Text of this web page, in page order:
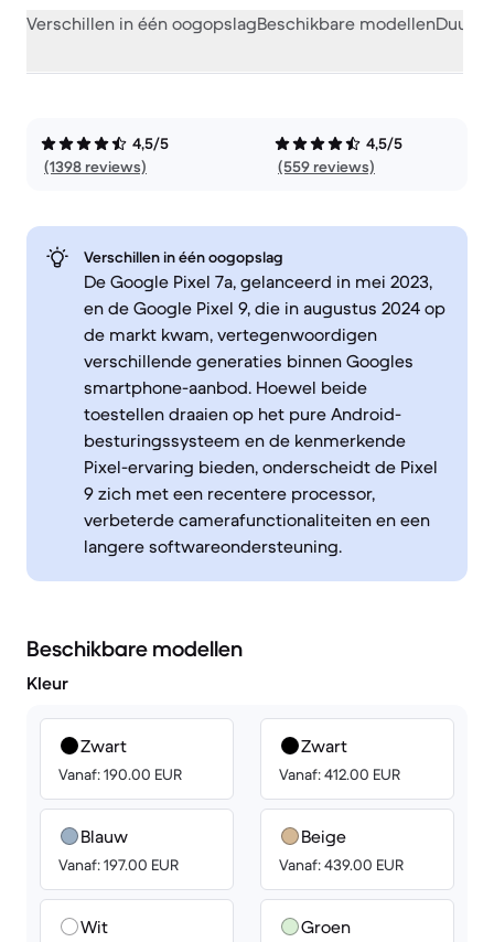
Verschillen in één oogopslagBeschikbare modellen
4,5/5
(1398 reviews)
4,5/5
(559 reviews)
Verschillen in één oogopslag
De Google Pixel 7a, gelanceerd in mei 2023,
en de Google Pixel 9, die in augustus 2024 op
de markt kwam, vertegenwoordigen
verschillende generaties binnen Googles
smartphone-aanbod. Hoewel beide
toestellen draaien op het pure Android-
besturingssysteem en de kenmerkende
Pixel-ervaring bieden, onderscheidt de Pixel
9 zich met een recentere processor,
verbeterde camerafunctionaliteiten en een
langere softwareondersteuning.
Beschikbare modellen
Kleur
Zwart
Vanaf: 190.00 EUR
Blauw
Vanaf: 197.00 EUR
Wit
Zwart
Vanaf: 412.00 EUR
Beige
Vanaf: 439.00 EUR
Groen